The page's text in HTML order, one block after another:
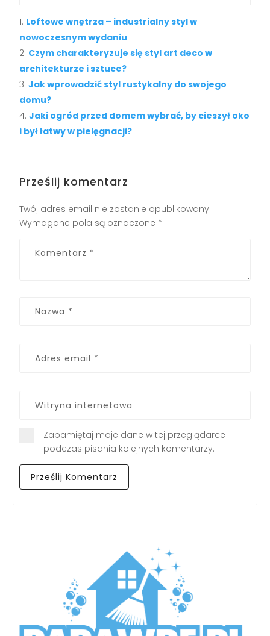
Loftowe wnętrza – industrialny styl w
nowoczesnym wydaniu
Czym charakteryzuje się styl art deco w
architekturze i sztuce?
Jak wprowadzić styl rustykalny do swojego
domu?
Jaki ogród przed domem wybrać, by cieszył oko
i był łatwy w pielęgnacji?
Prześlij komentarz
Twój adres email nie zostanie opublikowany.
Wymagane pola są oznaczone *
Zapamiętaj moje dane w tej przeglądarce
podczas pisania kolejnych komentarzy.